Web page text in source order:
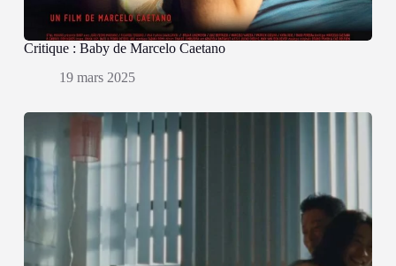
Critique : Baby de Marcelo Caetano
19 mars 2025